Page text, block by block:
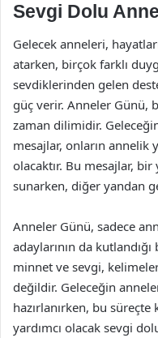
Sevgi Dolu
Gelecek anneleri,
atarken, birçok farklı
sevdiklerinden gelen
güç verir. Anneler Günü,
zaman dilimidir.
mesajlar, onların annelik
olacaktır. Bu mesajlar,
sunarken, diğer yandan
Anneler Günü, sadece
adaylarının da
minnet ve sevgi,
değildir. Geleceğin
hazırlanırken, bu süreçte
yardımcı olacak sevgi